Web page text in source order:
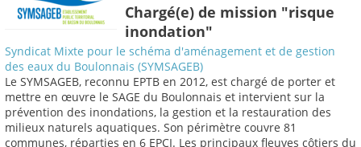
Chargé(e) de mission "risque
inondation"
Syndicat Mixte pour le schéma d'aménagement et de gestion
des eaux du Boulonnais (SYMSAGEB)
Le SYMSAGEB, reconnu EPTB en 2012, est chargé de porter et
mettre en œuvre le SAGE du Boulonnais et intervient sur la
prévention des inondations, la gestion et la restauration des
milieux naturels aquatiques. Son périmètre couvre 81
communes, réparties en 6 EPCI. Les principaux fleuves côtiers du